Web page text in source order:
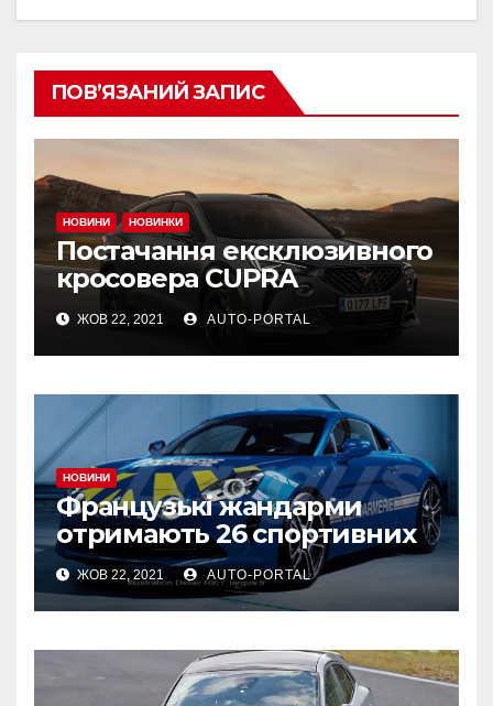
ПОВ’ЯЗАНИЙ ЗАПИС
НОВИНИ НОВИНКИ
Постачання ексклюзивного
кросовера CUPRA
Formentor VZ5 почнеться в
листопаді
ЖОВ 22, 2021 AUTO-PORTAL
НОВИНИ
Французькі жандарми
отримають 26 спортивних
Alpine A110 для охорони
порядку
ЖОВ 22, 2021 AUTO-PORTAL